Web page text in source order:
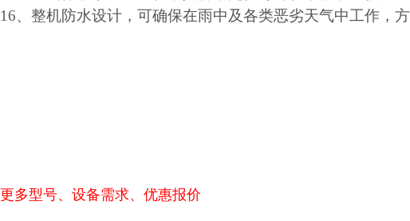
16、整机防水设计，可确保在雨中及各类恶劣天气中工作，
更多型号、设备需求、优惠报价